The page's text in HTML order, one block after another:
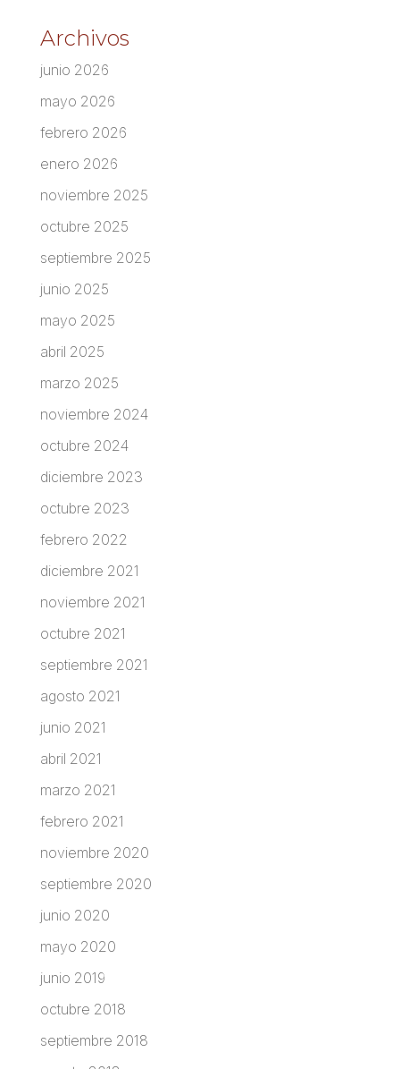
Archivos
junio 2026
mayo 2026
febrero 2026
enero 2026
noviembre 2025
octubre 2025
septiembre 2025
junio 2025
mayo 2025
abril 2025
marzo 2025
noviembre 2024
octubre 2024
diciembre 2023
octubre 2023
febrero 2022
diciembre 2021
noviembre 2021
octubre 2021
septiembre 2021
agosto 2021
junio 2021
abril 2021
marzo 2021
febrero 2021
noviembre 2020
septiembre 2020
junio 2020
mayo 2020
junio 2019
octubre 2018
septiembre 2018